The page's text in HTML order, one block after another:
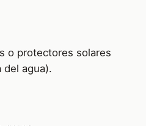
o protectores solares
del agua).